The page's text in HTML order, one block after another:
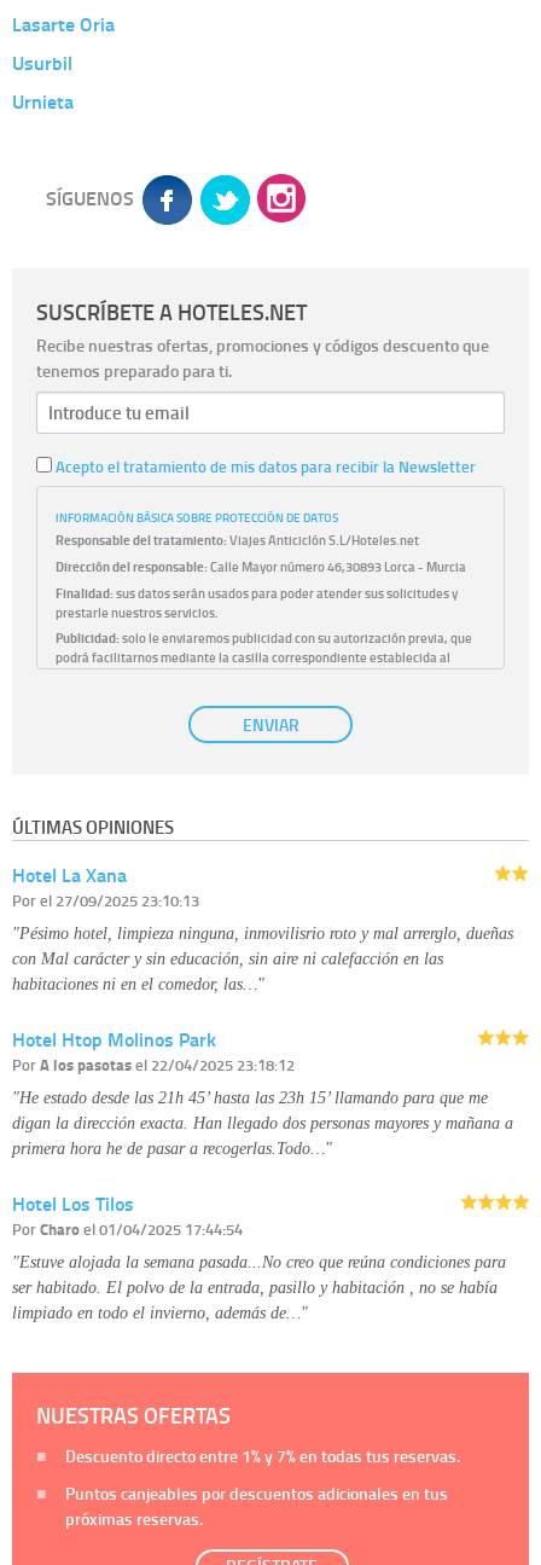
Lasarte Oria
Usurbil
Urnieta
SÍGUENOS
SUSCRÍBETE A HOTELES.NET
Recibe nuestras ofertas, promociones y códigos descuento que
tenemos preparado para ti.
Acepto el tratamiento de mis datos para recibir la Newsletter
INFORMACIÓN BÁSICA SOBRE PROTECCIÓN DE DATOS
Responsable del tratamiento:Viajes Anticiclón S.L/Hoteles.net
Dirección del responsable:Calle Mayor número 46,30893 Lorca - Murcia
Finalidad:sus datos serán usados para poder atender sus solicitudes y
prestarle nuestros servicios.
Publicidad:solo le enviaremos publicidad con su autorización previa, que
podrá facilitarnos mediante la casilla correspondiente establecida al
únicamente trataremos sus datos con su consentimiento
previo, que podrá facilitarnos mediante la casilla correspondiente
Derechos:tiene derecho a saber qué información tenemos sobre usted,
disponible en nuestra página web.
Información complementaria:
ENVIAR
ÚLTIMAS OPINIONES
Hotel La Xana
Porel 27/09/2025 23:10:13
"Pésimo hotel, limpieza ninguna, inmovilisrio roto y mal arrerglo, dueñas
con Mal carácter y sin educación, sin aire ni calefacción en las
habitaciones ni en el comedor, las…"
Hotel Htop Molinos Park
PorA los pasotasel 22/04/2025 23:18:12
"He estado desde las 21h 45’ hasta las 23h 15’ llamando para que me
digan la dirección exacta. Han llegado dos personas mayores y mañana a
primera hora he de pasar a recogerlas.Todo…"
Hotel Los Tilos
PorCharoel 01/04/2025 17:44:54
"Estuve alojada la semana pasada...No creo que reúna condiciones para
ser habitado. El polvo de la entrada, pasillo y habitación , no se había
limpiado en todo el invierno, además de…"
NUESTRAS OFERTAS
Descuento directo entre 1%y 7%en todas tus reservas.
Puntos canjeables por descuentos adicionales en tus
próximas reservas.